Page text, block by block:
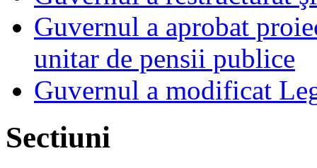
Guvernul a aprobat
unitar de pensii publice
Guvernul a modificat
Sectiuni